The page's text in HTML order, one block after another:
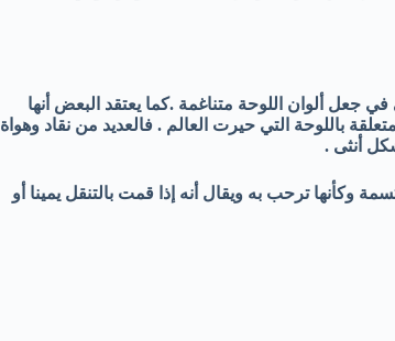
جعل ألوان اللوحة متناغمة .كما يعتقد البعض أنها
باللوحة التي حيرت العالم . فالعديد من نقاد وهواة
أنثى .
وكأنها ترحب به ويقال أنه إذا قمت بالتنقل يمينا أو